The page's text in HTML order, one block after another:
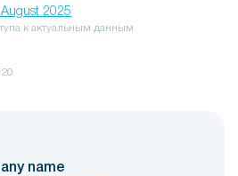
2025
к актуальным данным
name